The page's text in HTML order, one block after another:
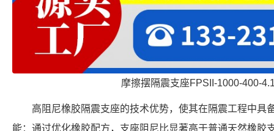
摩擦摆隔震支座FPSII-1000-400-
高阻尼橡胶隔震支座的技术优势，使其在隔震工程中具
能：通过优化橡胶配方，支座阻尼比显著高于普通天然橡胶